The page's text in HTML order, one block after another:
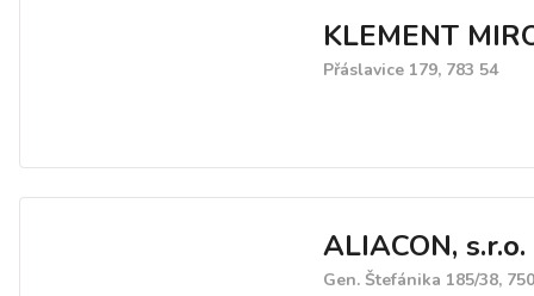
KLEMENT
Přáslavice 179, 783 54
ALIACON, s.r.o.
Gen. Štefánika 185/38,